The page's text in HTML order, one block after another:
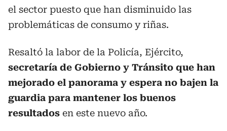
el sector puesto que han disminuido las
problemáticas de consumo y riñas.
Resaltó la labor de la Policía, Ejército,
secretaría de Gobierno y Tránsito que han
mejorado el panorama y espera no bajen la
guardia para mantener los buenos
resultados en este nuevo año.